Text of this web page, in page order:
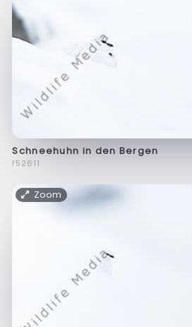
Schneehuhn in den Bergen
f52611
Zoom